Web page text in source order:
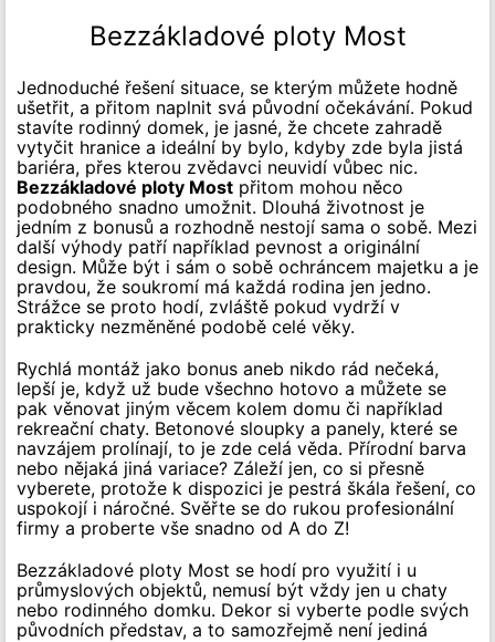
Bezzákladové ploty Most
Jednoduché řešení situace, se kterým můžete hodně
ušetřit, a přitom naplnit svá původní očekávání. Pokud
stavíte rodinný domek, je jasné, že chcete zahradě
vytyčit hranice a ideální by bylo, kdyby zde byla jistá
bariéra, přes kterou zvědavci neuvidí vůbec nic.
Bezzákladové ploty Most přitom mohou něco
podobného snadno umožnit. Dlouhá životnost je
jedním z bonusů a rozhodně nestojí sama o sobě. Mezi
další výhody patří například pevnost a originální
design. Může být i sám o sobě ochráncem majetku a je
pravdou, že soukromí má každá rodina jen jedno.
Strážce se proto hodí, zvláště pokud vydrží v
prakticky nezměněné podobě celé věky.
Rychlá montáž jako bonus aneb nikdo rád nečeká,
lepší je, když už bude všechno hotovo a můžete se
pak věnovat jiným věcem kolem domu či například
rekreační chaty. Betonové sloupky a panely, které se
navzájem prolínají, to je zde celá věda. Přírodní barva
nebo nějaká jiná variace? Záleží jen, co si přesně
vyberete, protože k dispozici je pestrá škála řešení, co
uspokojí i náročné. Svěřte se do rukou profesionální
firmy a proberte vše snadno od A do Z!
Bezzákladové ploty Most se hodí pro využití i u
průmyslových objektů, nemusí být vždy jen u chaty
nebo rodinného domku. Dekor si vyberte podle svých
původních představ, a to samozřejmě není jediná